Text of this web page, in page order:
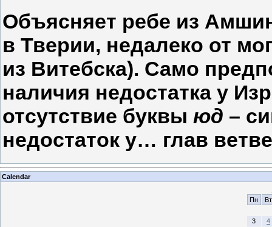
Объясняет ребе из
в Тверии, недалеко от
из Витебска). Само
наличия недостатка у
отсутствие буквы юд –
недостаток у… глав
Calendar
Пн
Вт
3
4